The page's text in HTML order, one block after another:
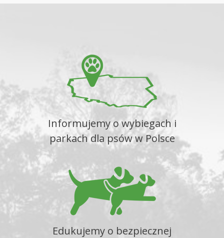
Informujemy o wybiegach i
parkach dla psów w Polsce
Edukujemy o bezpiecznej